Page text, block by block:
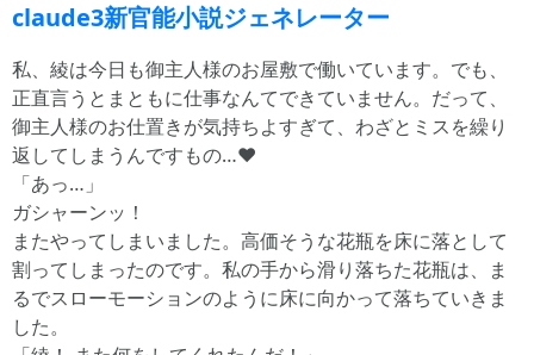
claude3新官能小説ジェネレーター
私、綾は今日も御主人様のお屋敷で働いています。でも、
正直言うとまともに仕事なんてできていません。だって、
御主人様のお仕置きが気持ちよすぎて、わざとミスを繰り
返してしまうんですもの…♥
「あっ…」
ガシャーンッ！
またやってしまいました。高価そうな花瓶を床に落として
割ってしまったのです。私の手から滑り落ちた花瓶は、ま
るでスローモーションのように床に向かって落ちていきま
した。